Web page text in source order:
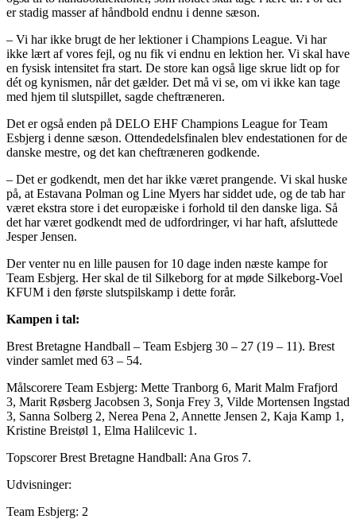
er stadig masser af håndbold endnu i denne sæson.
– Vi har ikke brugt de her lektioner i Champions League. Vi har
ikke lært af vores fejl, og nu fik vi endnu en lektion her. Vi skal have
en fysisk intensitet fra start. De store kan også lige skrue lidt op for
dét og kynismen, når det gælder. Det må vi se, om vi ikke kan tage
med hjem til slutspillet, sagde cheftræneren.
Det er også enden på DELO EHF Champions League for Team
Esbjerg i denne sæson. Ottendedelsfinalen blev endestationen for de
danske mestre, og det kan cheftræneren godkende.
– Det er godkendt, men det har ikke været prangende. Vi skal huske
på, at Estavana Polman og Line Myers har siddet ude, og de tab har
været ekstra store i det europæiske i forhold til den danske liga. Så
det har været godkendt med de udfordringer, vi har haft, afsluttede
Jesper Jensen.
Der venter nu en lille pausen for 10 dage inden næste kampe for
Team Esbjerg. Her skal de til Silkeborg for at møde Silkeborg-Voel
KFUM i den første slutspilskamp i dette forår.
Kampen i tal:
Brest Bretagne Handball – Team Esbjerg 30 – 27 (19 – 11). Brest
vinder samlet med 63 – 54.
Målscorere Team Esbjerg: Mette Tranborg 6, Marit Malm Frafjord
3, Marit Røsberg Jacobsen 3, Sonja Frey 3, Vilde Mortensen Ingstad
3, Sanna Solberg 2, Nerea Pena 2, Annette Jensen 2, Kaja Kamp 1,
Kristine Breistøl 1, Elma Halilcevic 1.
Topscorer Brest Bretagne Handball: Ana Gros 7.
Udvisninger:
Team Esbjerg: 2